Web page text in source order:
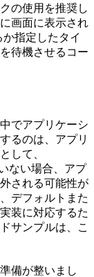
の使用を推奨し
画面に表示され
指定したタイ
待機させるコー
でアプリケーシ
るのは、アプリ
して、
ない場合、アプ
される可能性が
デフォルトまた
装に対応するた
サンプルは、こ
備が整いまし